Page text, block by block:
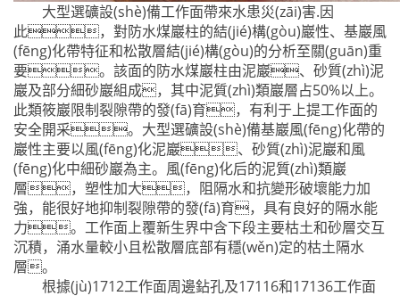
大型選礦設(shè)備工作面帶來水患災(zāi)害.因
此，對防水煤巖柱的結(jié)構(gòu)巖性、基巖風
(fēng)化帶特征和松散層結(jié)構(gòu)的分析至關(guān)重
要。該面的防水煤巖柱由泥巖、砂質(zhì)泥
巖及部分細砂巖組成，其中泥質(zhì)類巖層占50%以上。
此類筱巖限制裂隙帶的發(fā)育，有利于上提工作面的
安全開采。大型選礦設(shè)備基巖風(fēng)化帶的
巖性主要以風(fēng)化泥巖、砂質(zhì)泥巖和風
(fēng)化中細砂巖為主。風(fēng)化后的泥質(zhì)類巖
層，塑性加大，阻隔水和抗變形破壞能力加
強，能很好地抑制裂隙帶的發(fā)育，具有良好的隔水能
力。工作面上覆新生界中含下段主要枯土和砂層交互
沉積，涌水量較小且松散層底部有穩(wěn)定的枯土隔水
層。
根據(jù)1712工作面周邊鉆孔及17116和17136工作面